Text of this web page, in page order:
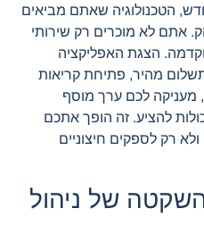
הטכנולוגיה שאתם מביאים
אתם לא מוכרים רק שירותי
הצגת האפליקציה
מהיר, פתיחת קריאות
מעניקה לכם ערך מוסף
להציע. זה הופך אתכם
ולא רק לספקים חיצוניים
של ניהול